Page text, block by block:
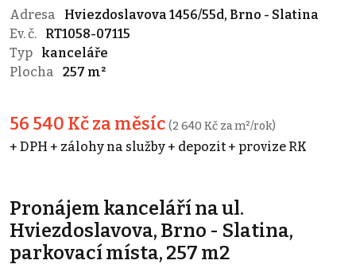
Adresa
Hviezdoslavova 1456/55d, Brno - Slatina
Ev. č.
RT1058-07115
Typ
kanceláře
Plocha
257 m²
56 540 Kč za měsíc (2 640 Kč za m²/rok)
+ DPH + zálohy na služby + depozit + provize RK
Pronájem kanceláří na ul.
Hviezdoslavova, Brno - Slatina,
parkovací místa, 257 m2